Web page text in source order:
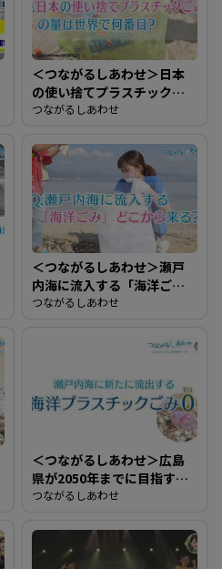
＜つながるしあわせ＞日本
の使い捨てプラスチックご
みの量は世界で何番目？
つながるしあわせ
＜つながるしあわせ＞瀬戸
内海に流入する「海洋ご
み」どこから来る？
つながるしあわせ
＜つながるしあわせ＞広島
県が2050年までに目指す目
標は？
つながるしあわせ